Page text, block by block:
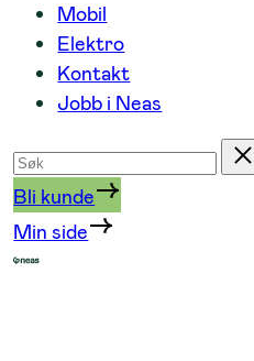
Mobil
Elektro
Kontakt
Jobb i Neas
Søk
etter
Bli kunde
Min side